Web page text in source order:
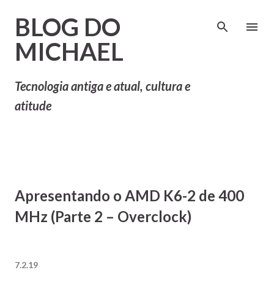
BLOG DO
MICHAEL
Tecnologia antiga e atual, cultura e
atitude
Apresentando o AMD K6-2 de 400
MHz (Parte 2 – Overclock)
7.2.19